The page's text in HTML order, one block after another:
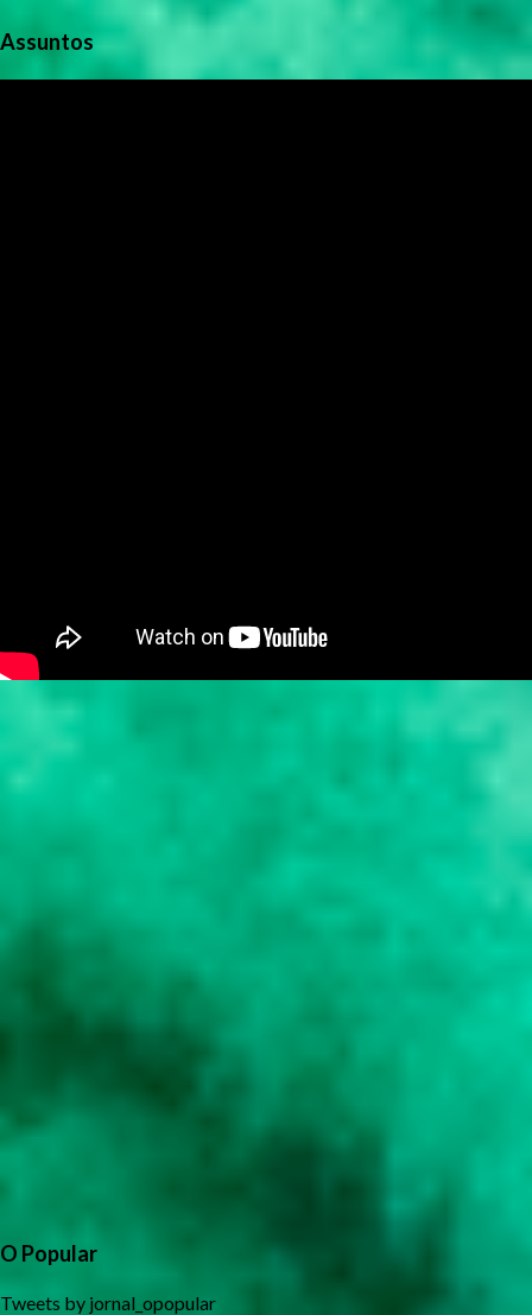
Assuntos
O Popular
Tweets by jornal_opopular